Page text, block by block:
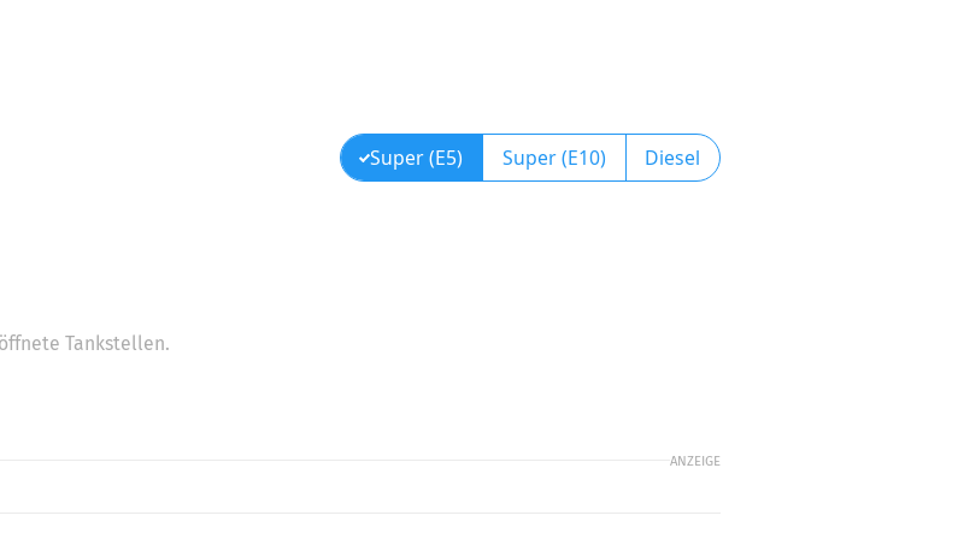
Super (E5) Super (E10) Diesel
Tankstellen.
ANZEIGE